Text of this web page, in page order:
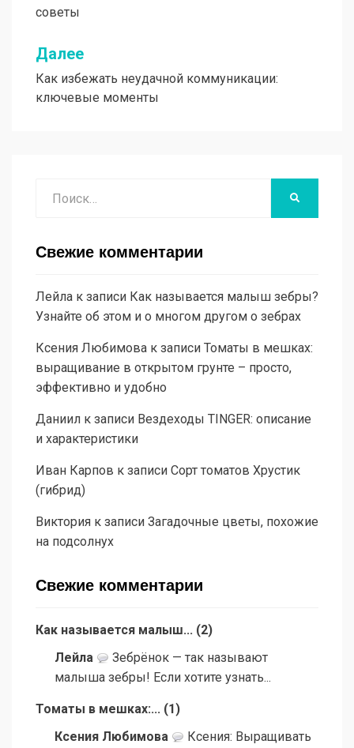
записям
советы
Далее
Как избежать неудачной коммуникации:
ключевые моменты
Свежие комментарии
Лейла к записи Как называется малыш зебры?
Узнайте об этом и о многом другом о зебрах
Ксения Любимова к записи Томаты в мешках:
выращивание в открытом грунте – просто,
эффективно и удобно
Даниил к записи Вездеходы TINGER: описание
и характеристики
Иван Карпов к записи Сорт томатов Хрустик
(гибрид)
Виктория к записи Загадочные цветы, похожие
на подсолнух
Свежие комментарии
Как называется малыш... (2)
Лейла
Зебрёнок — так называют
малыша зебры! Если хотите узнать...
Томаты в мешках:... (1 )
Ксения Любимова
Ксения: Выращивать